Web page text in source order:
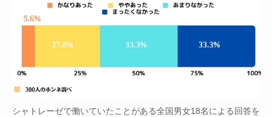
シャトレーゼで働いていたことがある全国男女18名による回答を